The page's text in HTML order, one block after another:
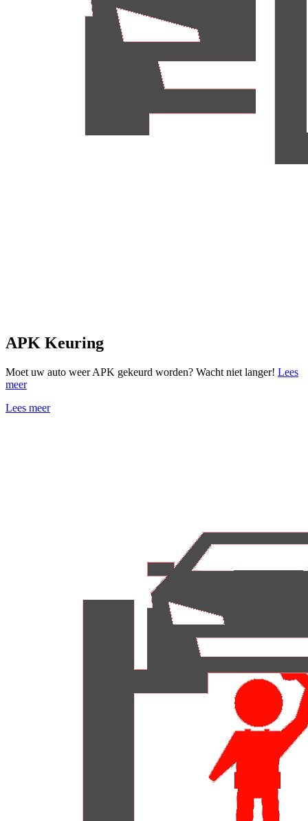
APK Keuring
Moet uw auto weer APK gekeurd worden? Wacht niet langer! Lees
meer
Lees meer